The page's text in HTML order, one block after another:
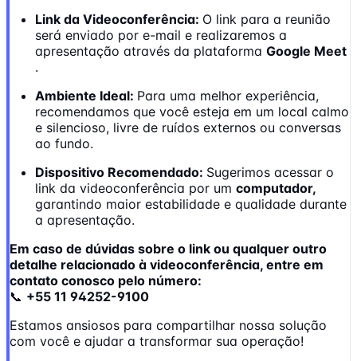
Link da Videoconferência: O link para a reunião
será enviado por e-mail e realizaremos a
apresentação através da plataforma Google Meet
.
Ambiente Ideal: Para uma melhor experiência,
recomendamos que você esteja em um local calmo
e silencioso, livre de ruídos externos ou conversas
ao fundo.
Dispositivo Recomendado: Sugerimos acessar o
link da videoconferência por um computador,
garantindo maior estabilidade e qualidade durante
a apresentação.
Em caso de dúvidas sobre o link ou qualquer outro
detalhe relacionado à videoconferência, entre em
contato conosco pelo número:
📞 +55 11 94252-9100
Estamos ansiosos para compartilhar nossa solução
com você e ajudar a transformar sua operação!